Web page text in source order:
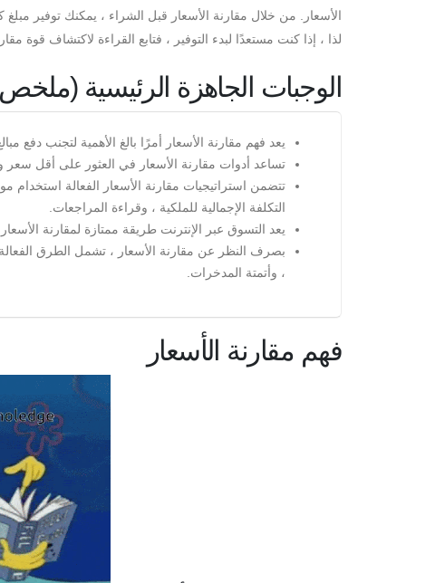
الأسعار. من خلال مقارنة الأسعار قبل الشراء ، يمكنك توفير
لذا ، إذا كنت مستعدًا لبدء التوفير ، فتابع القراءة لاكتشاف قوة
الوجبات الجاهزة الرئيسية
يعد فهم مقارنة الأسعار أمرًا بالغ الأهمية لتجنب دفع
تساعد أدوات مقارنة الأسعار في العثور على أقل سعر
تتضمن استراتيجيات مقارنة الأسعار الفعالة استخدام
التكلفة الإجمالية للملكية ، وقراءة المراجعات.
يعد التسوق عبر الإنترنت طريقة ممتازة لمقارنة
بصرف النظر عن مقارنة الأسعار ، تشمل الطرق الفعالة
، وأتمتة المدخرات.
فهم مقارنة الأسعار